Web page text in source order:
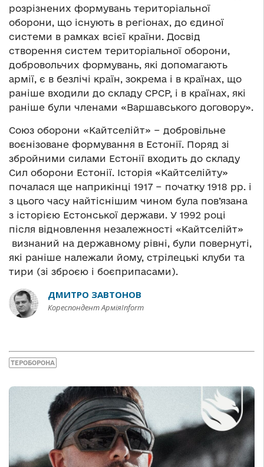
розрізнених формувань територіальної
оборони, що існують в регіонах, до єдиної
системи в рамках всієї країни. Досвід
створення систем територіальної оборони,
добровольчих формувань, які допомагають
армії, є в безлічі країн, зокрема і в країнах, що
раніше входили до складу СРСР, і в країнах, які
раніше були членами «Варшавського договору».
Союз оборони «Кайтселійт» − добровільне
воєнізоване формування в Естонії. Поряд зі
збройними силами Естонії входить до складу
Сил оборони Естонії. Історія «Кайтселійту»
почалася ще наприкінці 1917 − початку 1918 рр. і
з цього часу найтіснішим чином була пов’язана
з історією Естонської держави. У 1992 році
після відновлення незалежності «Кайтселійт»
визнаний на державному рівні, були повернуті,
які раніше належали йому, стрілецькі клуби та
тири (зі зброєю і боєприпасами).
ДМИТРО ЗАВТОНОВ
Кореспондент АрміяInform
ТЕРОБОРОНА